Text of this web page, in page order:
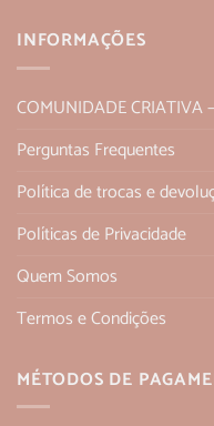
INFORMAÇÕES
COMUNIDADE CRIATIVA
Perguntas Frequentes
Política de trocas e
Políticas de Privacidade
Quem Somos
Termos e Condições
MÉTODOS DE